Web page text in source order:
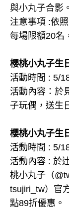
與小丸子合影。
注意事項 :依
每場限額20名
櫻桃小丸子生
活動時間 : 5/
活動內容：於
子玩偶，送生
櫻桃小丸子生
活動時間 : 5/
活動內容 : 於
桃小丸子（
tsujiri_tw）官
點89折優惠。